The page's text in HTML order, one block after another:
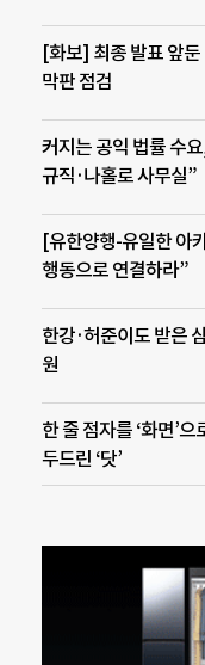
[화보] 최종 발표 앞
막판 점검
커지는 공익 법률 수
규직·나홀로 사무실”
[유한양행-유일한 아
행동으로 연결하라”
한강·허준이도 받은
원
한 줄 점자를 ‘화면’
두드린 ‘닷’